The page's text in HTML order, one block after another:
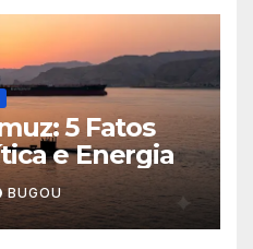
5 Fatos
e Energia
BUGOU